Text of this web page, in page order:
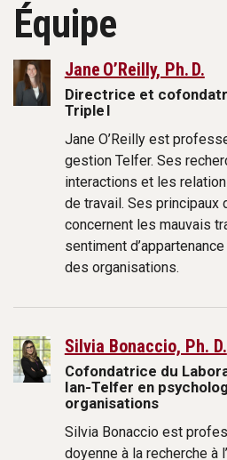
Équipe
Jane O’Reilly, Ph. D.
Directrice et
Triple I
Jane O’Reilly est
gestion Telfer. Ses
interactions et les
de travail. Ses principaux
concernent les mauvais
sentiment
des organisations.
Silvia Bonaccio, Ph. D.
Cofondatrice du
Ian-Telfer en
organisations
Silvia Bonaccio est
doyenne à la recherche à